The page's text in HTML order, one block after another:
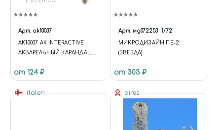
Арт. ak10037
AK10037 AK INTERACTIVE
АКВАРЕЛЬНЫЙ КАРАНДАШ
COPPER
от 124 ₽
Арт. мд072253 1/72
МИКРОДИЗАЙН ПЕ-2
(ЗВЕЗДА)
от 303 ₽
italeri aires